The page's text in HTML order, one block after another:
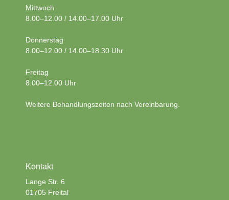
Mittwoch
8.00–12.00 / 14.00–17.00 Uhr
Donnerstag
8.00–12.00 / 14.00–18.30 Uhr
Freitag
8.00–12.00 Uhr
Weitere Behandlungszeiten nach Vereinbarung.
Kontakt
Lange Str. 6
01705 Freital